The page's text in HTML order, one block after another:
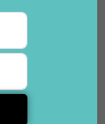
y el
la vida al
yoga